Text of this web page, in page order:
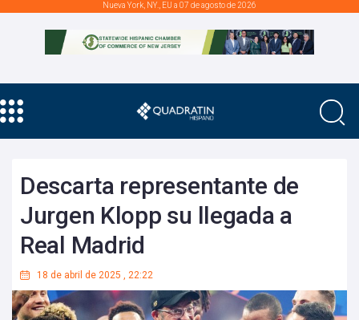
Nueva York, NY., EU a 07 de agosto de 2026
Descarta representante de
Jurgen Klopp su llegada a
Real Madrid
18 de abril de 2025 , 22:22